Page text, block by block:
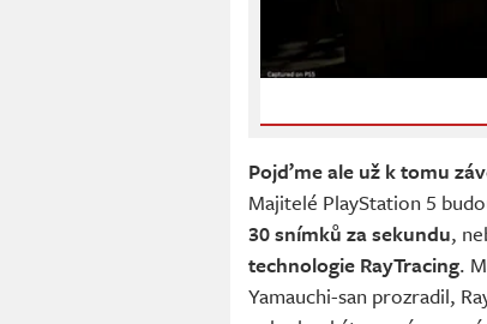
Pojďme ale už k tomu
Majitelé PlayStation 5
30 snímků za sekundu,
technologie RayTracing.
Yamauchi-san prozradil,